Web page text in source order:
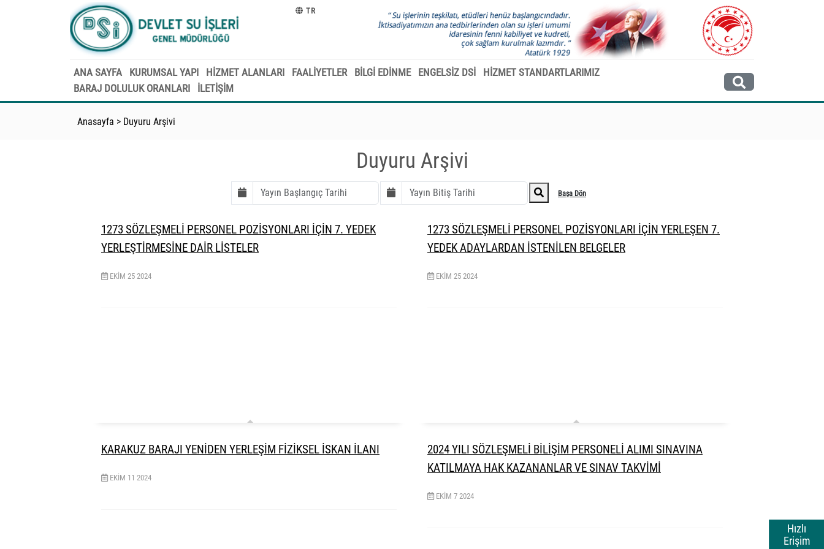
Hızlı
Erişim
TR
ANA SAYFA KURUMSAL YAPI HİZMET ALANLARI FAALİYETLER BİLGİ EDİNME ENGELSİZ DSİ
HİZMET STANDARTLARIMIZ
BARAJ DOLULUK ORANLARI
İLETİŞİM
Anasayfa > Duyuru Arşivi
Duyuru Arşivi
Başa Dön
1273 SÖZLEŞMELİ PERSONEL POZİSYONLARI İÇİN 7. YEDEK
YERLEŞTİRMESİNE DAİR LİSTELER
EKIM 25 2024
1273 SÖZLEŞMELİ PERSONEL POZİSYONLARI İÇİN YERLEŞEN 7.
YEDEK ADAYLARDAN İSTENİLEN BELGELER
EKIM 25 2024
KARAKUZ BARAJI YENİDEN YERLEŞİM FİZİKSEL İSKAN İLANI
EKIM 11 2024
2024 YILI SÖZLEŞMELİ BİLİŞİM PERSONELİ ALIMI SINAVINA
KATILMAYA HAK KAZANANLAR VE SINAV TAKVİMİ
EKIM 7 2024